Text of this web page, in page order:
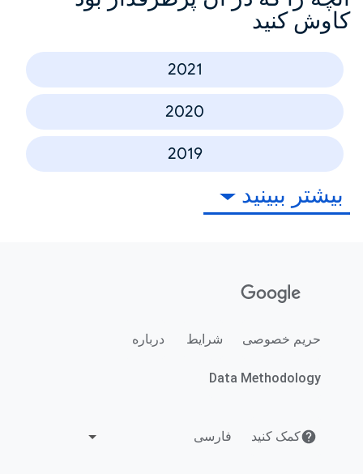
کاوش کنید
2021
2020
2019
بیشتر ببینید
حریم خصوصی شرایط درباره
Data Methodology
کمک کنید